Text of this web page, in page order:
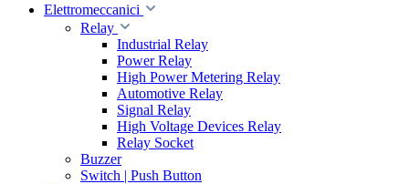
Elettromeccanici
Relay
Industrial Relay
Power Relay
High Power Metering Relay
Automotive Relay
Signal Relay
High Voltage Devices Relay
Relay Socket
Buzzer
Switch | Push Button